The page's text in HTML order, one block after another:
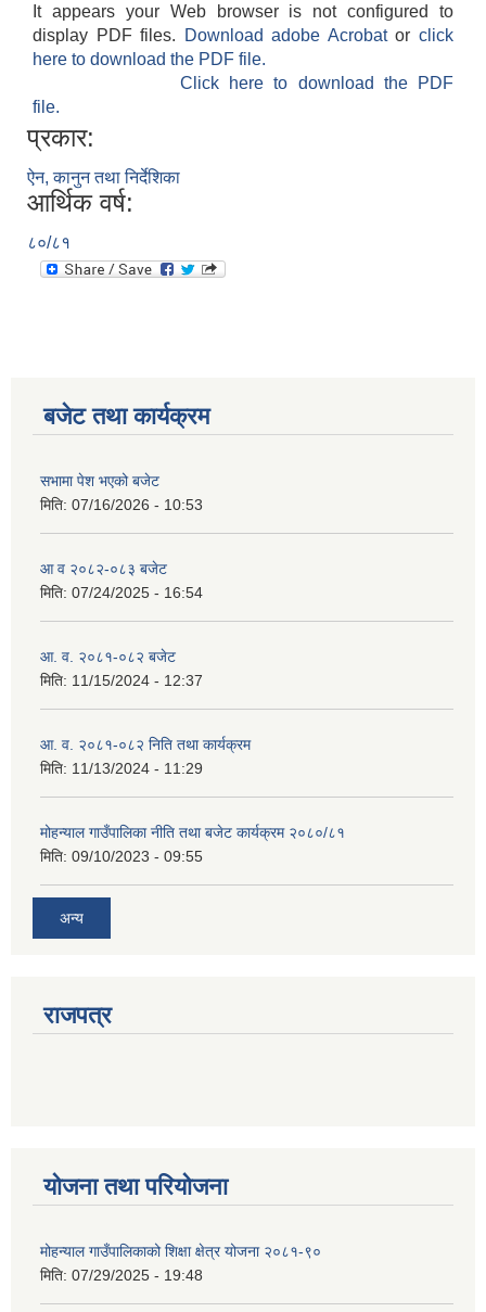
It appears your Web browser is not configured to
display PDF files.
Download adobe Acrobatorclick
here to download the PDF file.
Click here to download the PDF
file.
प्रकार:
ऐन, कानुन तथा निर्देशिका
आर्थिक वर्ष:
८०/८१
बजेट तथा कार्यक्रम
सभामा पेश भएको बजेट
मिति: 07/16/2026 - 10:53
आ व २०८२-०८३ बजेट
मिति: 07/24/2025 - 16:54
आ. व. २०८१-०८२ बजेट
मिति: 11/15/2024 - 12:37
आ. व. २०८१-०८२ निति तथा कार्यक्रम
मिति: 11/13/2024 - 11:29
मोहन्याल गाउँपालिका नीति तथा बजेट कार्यक्रम २०८०/८१
मिति: 09/10/2023 - 09:55
अन्य
राजपत्र
योजना तथा परियोजना
मोहन्याल गाउँपालिकाको शिक्षा क्षेत्र योजना २०८१-९०
मिति: 07/29/2025 - 19:48